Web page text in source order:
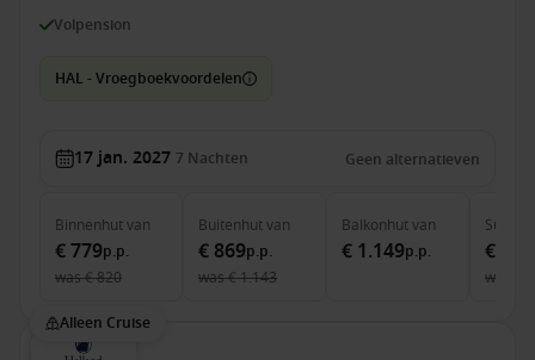
Volpension
HAL - Vroegboekvoordelen
17 jan. 2027 7 Nachten Geen alternatieven
Binnenhutvan
€ 779p.p.
was€ 820
Buitenhutvan
€ 869p.p.
was€ 1.143
Balkonhutvan
€ 1.149p.p.
Suite
€
was
Alleen Cruise